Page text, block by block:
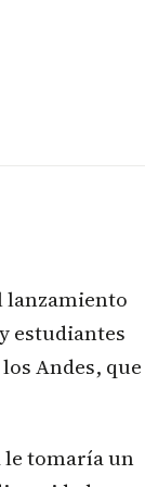
lanzamiento
estudiantes
Andes, que
le tomaría un